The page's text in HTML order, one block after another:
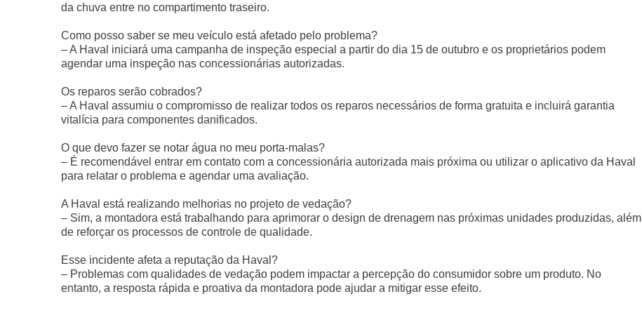
da chuva entre no compartimento traseiro.
Como posso saber se meu veículo está afetado pelo problema?
– A Haval iniciará uma campanha de inspeção especial a partir do dia 15 de outubro e os proprietários podem
agendar uma inspeção nas concessionárias autorizadas.
Os reparos serão cobrados?
– A Haval assumiu o compromisso de realizar todos os reparos necessários de forma gratuita e incluirá garantia
vitalícia para componentes danificados.
O que devo fazer se notar água no meu porta-malas?
– É recomendável entrar em contato com a concessionária autorizada mais próxima ou utilizar o aplicativo da Haval
para relatar o problema e agendar uma avaliação.
A Haval está realizando melhorias no projeto de vedação?
– Sim, a montadora está trabalhando para aprimorar o design de drenagem nas próximas unidades produzidas, além
de reforçar os processos de controle de qualidade.
Esse incidente afeta a reputação da Haval?
– Problemas com qualidades de vedação podem impactar a percepção do consumidor sobre um produto. No
entanto, a resposta rápida e proativa da montadora pode ajudar a mitigar esse efeito.